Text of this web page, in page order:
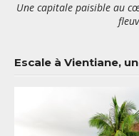
Une capitale paisible au
Escale à Vientiane,